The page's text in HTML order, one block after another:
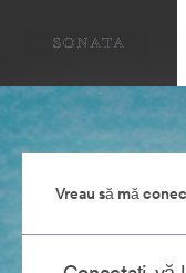
Vreau să mă